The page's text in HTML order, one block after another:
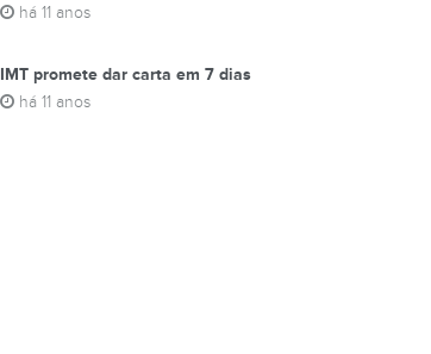
há 11 anos
IMT promete dar carta em 7 dias
há 11 anos